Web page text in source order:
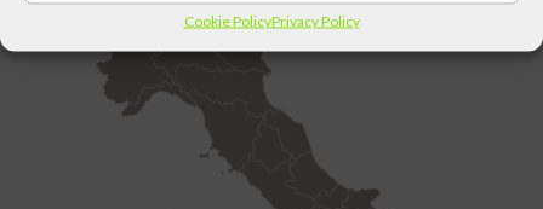
Cookie PolicyPrivacy Policy